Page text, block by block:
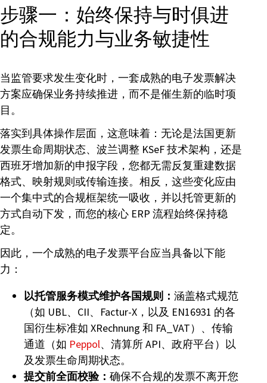
步骤一：始终保持与时俱进
的合规能力与业务敏捷性
当监管要求发生变化时，一套成熟的电子发票解决
方案应确保业务持续推进，而不是催生新的临时项
目。
落实到具体操作层面，这意味着：无论是法国更新
发票生命周期状态、波兰调整 KSeF 技术架构，还是
西班牙增加新的申报字段，您都无需反复重建数据
格式、映射规则或传输连接。相反，这些变化应由
一个集中式的合规框架统一吸收，并以托管更新的
方式自动下发，而您的核心 ERP 流程始终保持稳
定。
因此，一个成熟的电子发票平台应当具备以下能
力：
以托管服务模式维护各国规则： 涵盖格式规范
（如 UBL、CII、Factur-X，以及 EN16931 的各
国衍生标准如 XRechnung 和 FA_VAT）、传输
通道（如 Peppol、清算所 API、政府平台）以
及发票生命周期状态。
提交前全面校验： 确保不合规的发票不离开您